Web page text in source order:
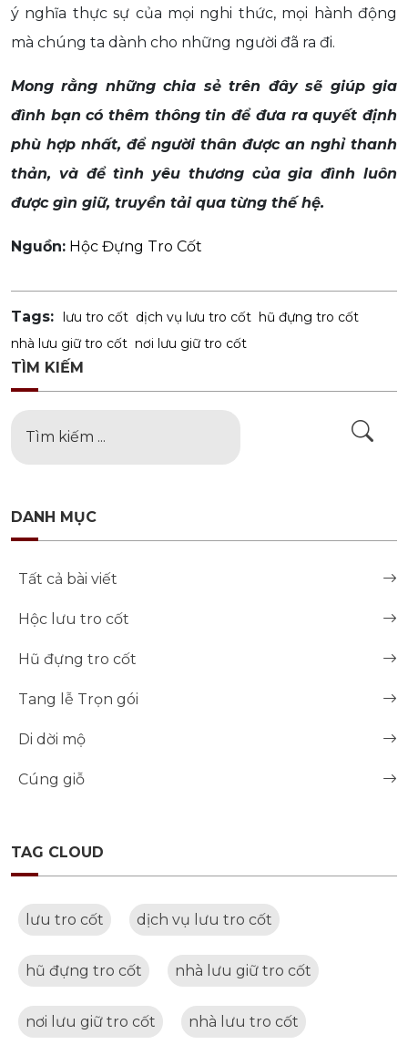
ý nghĩa thực sự của mọi nghi thức, mọi hành động
mà chúng ta dành cho những người đã ra đi.
Mong rằng những chia sẻ trên đây sẽ giúp gia
đình bạn có thêm thông tin để đưa ra quyết định
phù hợp nhất, để người thân được an nghỉ thanh
thản, và để tình yêu thương của gia đình luôn
được gìn giữ, truyền tải qua từng thế hệ.
Nguồn: Hộc Đựng Tro Cốt
Tags: lưu tro cốt dịch vụ lưu tro cốt hũ đựng tro cốt
nhà lưu giữ tro cốt nơi lưu giữ tro cốt
TÌM KIẾM
DANH MỤC
Tất cả bài viết
Hộc lưu tro cốt
Hũ đựng tro cốt
Tang lễ Trọn gói
Di dời mộ
Cúng giỗ
TAG CLOUD
lưu tro cốt dịch vụ lưu tro cốt
hũ đựng tro cốt nhà lưu giữ tro cốt
nơi lưu giữ tro cốt nhà lưu tro cốt